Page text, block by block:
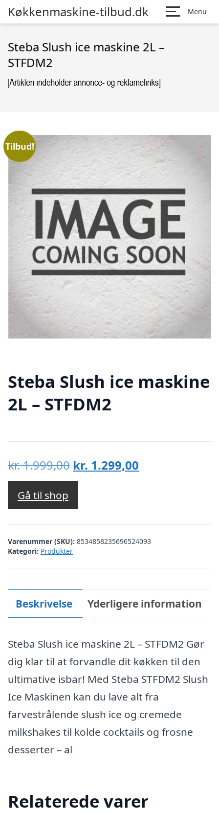
Køkkenmaskine-tilbud.dk Menu
Steba Slush ice maskine 2L –
STFDM2
Tilbud!
Steba Slush ice maskine
2L – STFDM2
kr.1.999,00 Den
oprindelige
var:
kr. 1.999,00.
kr. 1.299,00
kr. 1.299,00.
Gå til shop
Varenummer (SKU): 8534858235696524093
Kategori: Produkter
Beskrivelse Yderligere information
Steba Slush ice maskine 2L – STFDM2 Gør
dig klar til at forvandle dit køkken til den
ultimative isbar! Med Steba STFDM2 Slush
Ice Maskinen kan du lave alt fra
farvestrålende slush ice og cremede
milkshakes til kolde cocktails og frosne
desserter – al
Relaterede varer